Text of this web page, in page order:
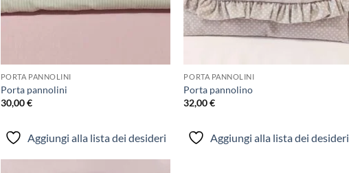
PORTA PANNOLINI
Porta pannolini
30,00€
Aggiungi alla lista dei desideri
PORTA PANNOLINI
Porta pannolino
32,00€
Aggiungi alla lista dei desideri